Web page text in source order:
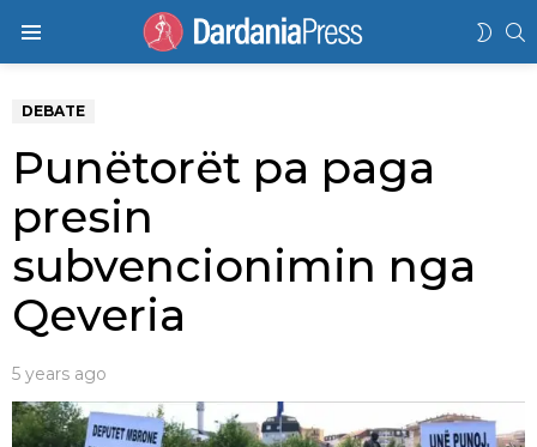
DEBATE
Punëtorët pa paga
presin
subvencionimin nga
Qeveria
5 years ago